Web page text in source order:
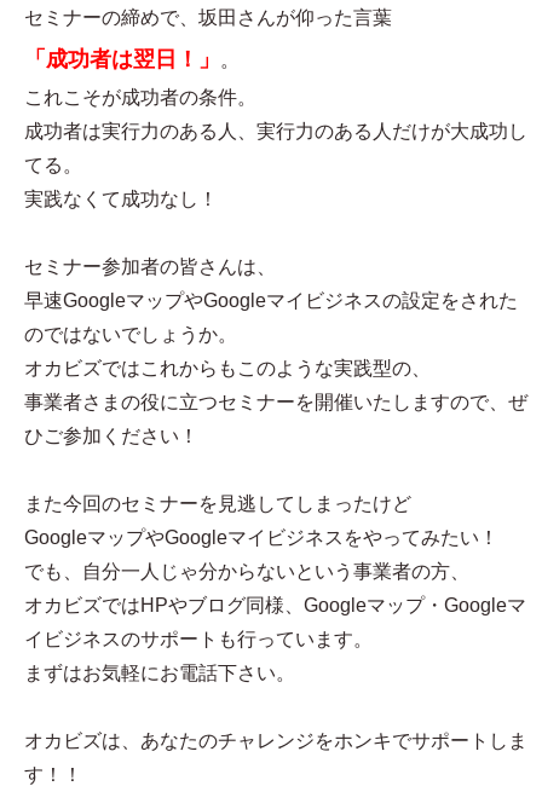
セミナーの締めで、坂田さんが仰った言葉
「成功者は翌日！」
。
これこそが成功者の条件。
成功者は実行力のある人、実行力のある人だけが大成功し
てる。
実践なくて成功なし！
セミナー参加者の皆さんは、
早速GoogleマップやGoogleマイビジネスの設定をされた
のではないでしょうか。
オカビズではこれからもこのような実践型の、
事業者さまの役に立つセミナーを開催いたしますので、ぜ
ひご参加ください！
また今回のセミナーを見逃してしまったけど
GoogleマップやGoogleマイビジネスをやってみたい！
でも、自分一人じゃ分からないという事業者の方、
オカビズではHPやブログ同様、Googleマップ・Googleマ
イビジネスのサポートも行っています。
まずはお気軽にお電話下さい。
オカビズは、あなたのチャレンジをホンキでサポートしま
す！！